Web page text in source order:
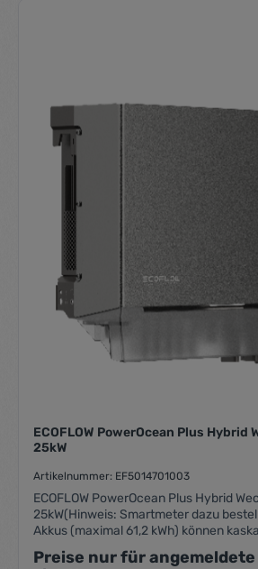
ECOFLOW PowerOcean Plus Hybrid
25kW
Artikelnummer: EF5014701003
ECOFLOW PowerOcean Plus Hybrid
25kW(Hinweis: Smartmeter dazu
Akkus (maximal 61,2 kWh) können
Preise nur für